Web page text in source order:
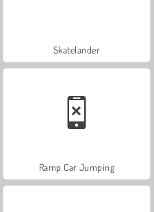
Skatelander
Ramp Car Jumping